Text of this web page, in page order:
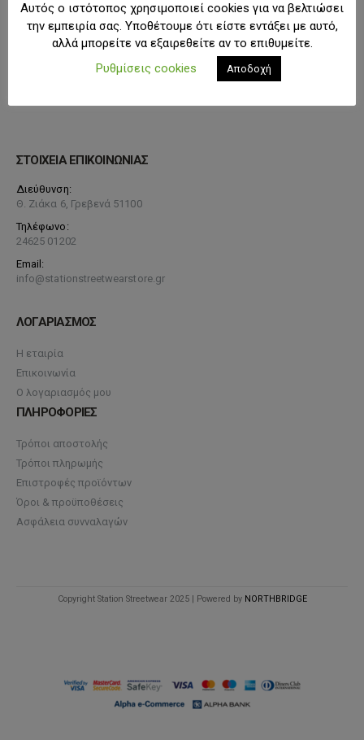
ΣΤΟΙΧΕΙΑ ΕΠΙΚΟΙΝΩΝΙΑΣ
Διεύθυνση:
Θ. Ζιάκα 6, Γρεβενά 51100
Τηλέφωνο:
24625 01202
Email:
info@stationstreetwearstore.gr
ΛΟΓΑΡΙΑΣΜΟΣ
Η εταιρία
Επικοινωνία
Ο λογαριασμός μου
ΠΛΗΡΟΦΟΡΙΕΣ
Τρόποι αποστολής
Τρόποι πληρωμής
Επιστροφές προϊόντων
Όροι & προϋποθέσεις
Ασφάλεια συνναλαγών
Copyright Station Streetwear 2025 | Powered by NORTHBRIDGE
Αυτός ο ιστότοπος χρησιμοποιεί cookies για να βελτιώσει
την εμπειρία σας. Υποθέτουμε ότι είστε εντάξει με αυτό,
αλλά μπορείτε να εξαιρεθείτε αν το επιθυμείτε.
Ρυθμίσεις cookies
Αποδοχή